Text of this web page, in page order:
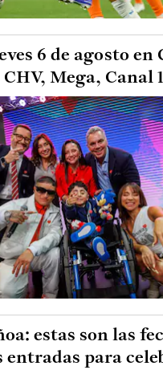
6 de agosto en
Mega, Canal
estas son las
entradas para